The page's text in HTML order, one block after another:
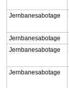
Jernbanesabotage
Jernbanesabotage
Jernbanesabotage
Jernbanesabotage